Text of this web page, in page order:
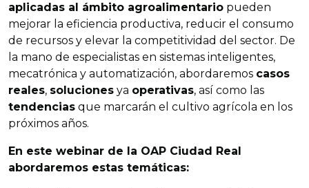
aplicadas al ámbito agroalimentario pueden
mejorar la eficiencia productiva, reducir el consumo
de recursos y elevar la competitividad del sector. De
la mano de especialistas en sistemas inteligentes,
mecatrónica y automatización, abordaremos casos
reales, soluciones ya operativas, así como las
tendencias que marcarán el cultivo agrícola en los
próximos años.
En este webinar de la OAP Ciudad Real
abordaremos estas temáticas: